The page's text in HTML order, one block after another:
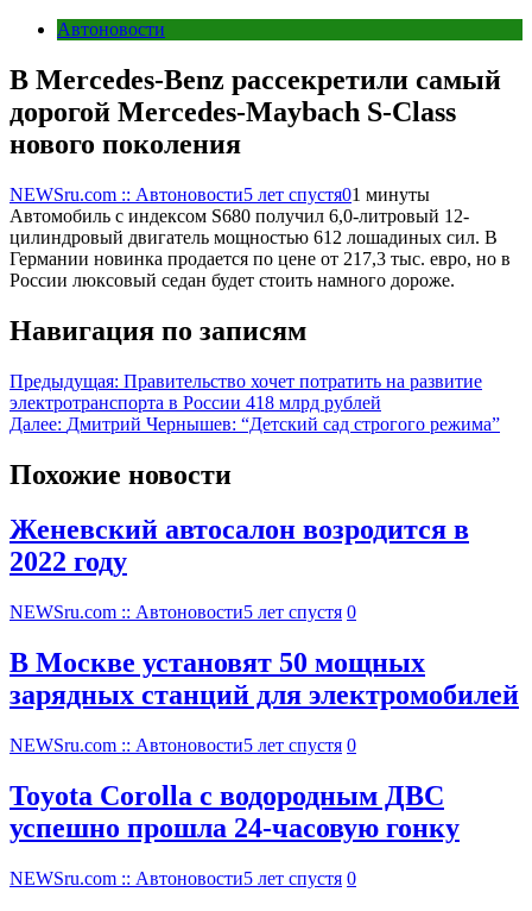
Автоновости
В Mercedes-Benz рассекретили самый
дорогой Mercedes-Maybach S-Class
нового поколения
NEWSru.com :: Автоновости5 лет спустя01 минуты
Автомобиль с индексом S680 получил 6,0-литровый 12-
цилиндровый двигатель мощностью 612 лошадиных сил. В
Германии новинка продается по цене от 217,3 тыс. евро, но в
России люксовый седан будет стоить намного дороже.
Навигация по записям
Предыдущая: Правительство хочет потратить на развитие
электротранспорта в России 418 млрд рублей
Далее: Дмитрий Чернышев: “Детский сад строгого режима”
Похожие новости
Женевский автосалон возродится в
2022 году
NEWSru.com :: Автоновости5 лет спустя 0
В Москве установят 50 мощных
зарядных станций для электромобилей
NEWSru.com :: Автоновости5 лет спустя 0
Toyota Corolla с водородным ДВС
успешно прошла 24-часовую гонку
NEWSru.com :: Автоновости5 лет спустя 0